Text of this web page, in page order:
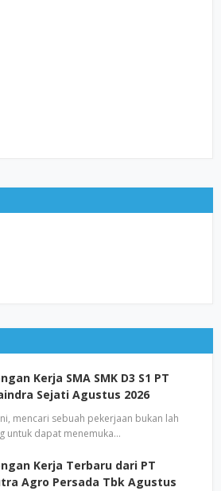
Kerja SMA SMK D3 S1 PT
Sejati Agustus 2026
mencari sebuah pekerjaan bukan lah
untuk dapat menemuka…
Kerja Terbaru dari PT
Agro Persada Tbk Agustus